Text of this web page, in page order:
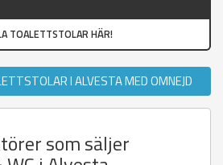
TOALETTSTOLAR HÄR!
I ALVESTA MED OMNEJD
som säljer